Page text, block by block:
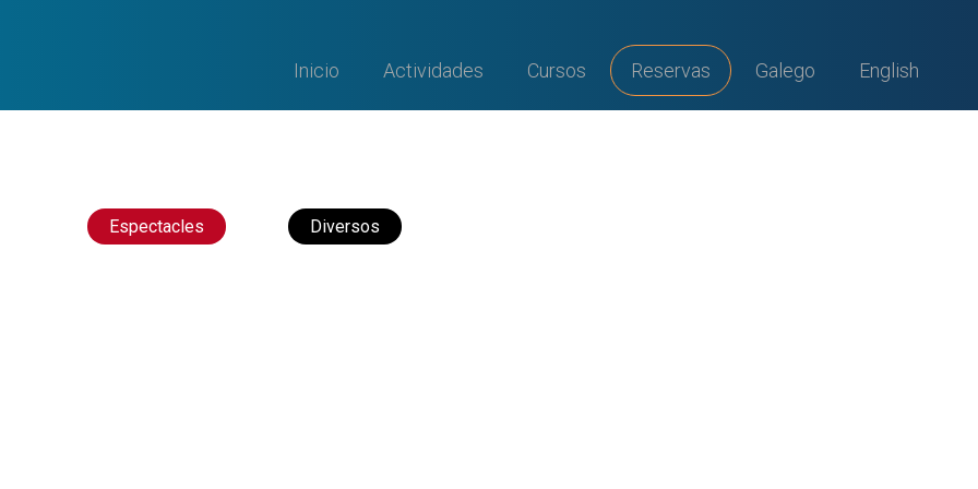
Inicio Actividades Cursos Reservas Galego English
Espectacles Diversos